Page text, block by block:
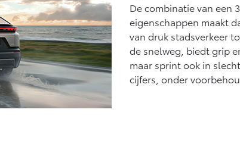
De combinatie van een
eigenschappen maakt
van druk stadsverkeer
de snelweg, biedt grip
maar sprint ook in
cijfers, onder